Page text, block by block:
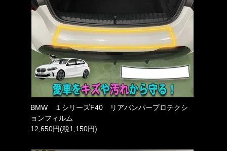
BMW １シリーズF40 リアバンパープロテクシ
ョンフィルム
12,650円(税1,150円)